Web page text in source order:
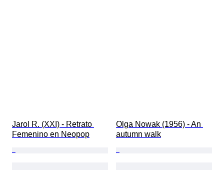
Jarol R. (XXI) - Retrato
Femenino en Neopop
Olga Nowak (1956) - An
autumn walk